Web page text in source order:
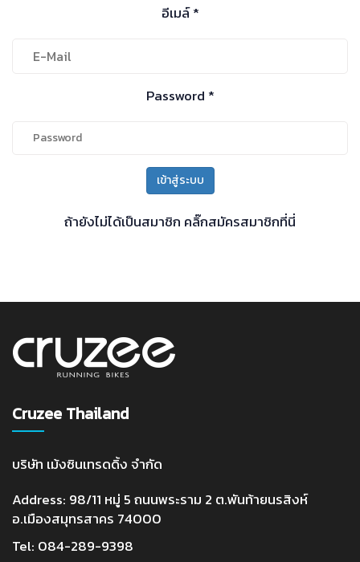
อีเมล์ *
Password *
เข้าสู่ระบบ
ถ้ายังไม่ได้เป็นสมาชิก คลิ๊กสมัครสมาชิกที่นี่
Cruzee Thailand
บริษัท เม้งซินเทรดดิ้ง จำกัด
Address: 98/11 หมู่ 5 ถนนพระราม 2 ต.พันท้ายนรสิงห์
อ.เมืองสมุทรสาคร 74000
Tel: 084-289-9398